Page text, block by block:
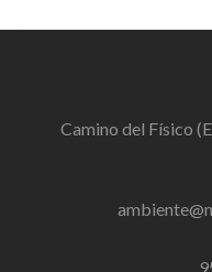
Camino del Físico